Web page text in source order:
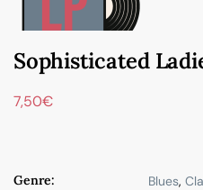
Sophisticated
7,50€
Genre: Blues,